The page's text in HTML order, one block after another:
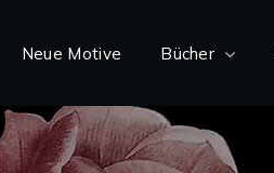
Neue Motive Bücher